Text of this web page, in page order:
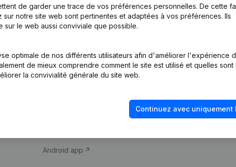
de garder une trace de vos préférences personnelles. De cette
notre site web sont pertinentes et adaptées à vos préférences. Ils
le web aussi conviviale que possible.
optimale de nos différents utilisateurs afin d'améliorer l'expérience
de mieux comprendre comment le site est utilisé et quelles sont
la convivialité générale du site web.
Continuez avec
Produit
d’entreprise
Monitoring
Android app
fraude
Consulter des comptes
Vérification de la